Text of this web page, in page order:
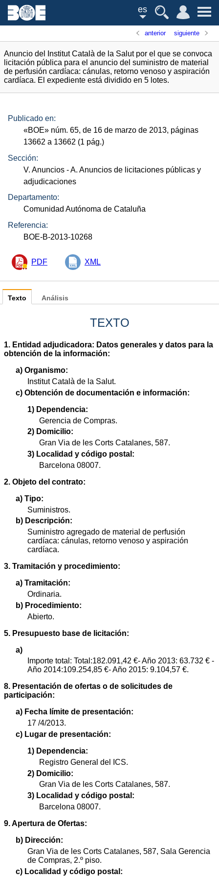
es
anterior siguiente
Anuncio del Institut Català de la Salut por el que se convoca
licitación pública para el anuncio del suministro de material
de perfusión cardíaca: cánulas, retorno venoso y aspiración
cardíaca. El expediente está dividido en 5 lotes.
Publicado en:
«BOE» núm. 65, de 16 de marzo de 2013, páginas
13662 a 13662 (1 pág.)
Sección:
V. Anuncios - A. Anuncios de licitaciones públicas y
adjudicaciones
Departamento:
Comunidad Autónoma de Cataluña
Referencia:
BOE-B-2013-10268
PDF XML
Texto
TEXTO
1. Entidad adjudicadora: Datos generales y datos para la
obtención de la información:
a) Organismo:
Institut Català de la Salut.
c) Obtención de documentación e información:
1) Dependencia:
Gerencia de Compras.
2) Domicilio:
Gran Via de les Corts Catalanes, 587.
3) Localidad y código postal:
Barcelona 08007.
2. Objeto del contrato:
a) Tipo:
Suministros.
b) Descripción:
Suministro agregado de material de perfusión
cardíaca: cánulas, retorno venoso y aspiración
cardíaca.
3. Tramitación y procedimiento:
a) Tramitación:
Ordinaria.
b) Procedimiento:
Abierto.
5. Presupuesto base de licitación:
a)
Importe total: Total:182.091,42 €- Año 2013: 63.732 € -
Año 2014:109.254,85 €- Año 2015: 9.104,57 €.
8. Presentación de ofertas o de solicitudes de
participación:
a) Fecha límite de presentación:
17 /4/2013.
c) Lugar de presentación:
1) Dependencia:
Registro General del ICS.
2) Domicilio:
Gran Via de les Corts Catalanes, 587.
3) Localidad y código postal:
Barcelona 08007.
9. Apertura de Ofertas:
b) Dirección:
Gran Via de les Corts Catalanes, 587, Sala Gerencia
de Compras, 2.º piso.
c) Localidad y código postal:
Análisis